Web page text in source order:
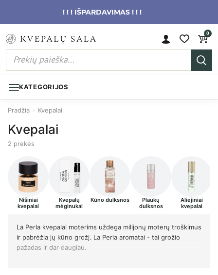
! ! ! IŠPARDAVIMAS ! ! !
0
KATEGORIJOS
Pradžia › Kvepalai
Kvepalai
2 prekės
Nišiniai
kvepalai
Kvepalų
mėginukai
Kūno dulksnos
Plaukų
dulksnos
Aliejiniai
kvepalai
La Perla kvepalai moterims uždega milijonų moterų troškimus
ir pabrėžia jų kūno grožį. La Perla aromatai - tai grožio
pažadas ir dar daugiau.